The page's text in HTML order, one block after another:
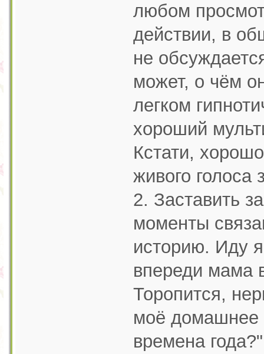
любом
действии, в
не
может, о чём
легком
хороший
Кстати,
живого голоса
2. Заставить
моменты
историю. Иду
впереди мама
Торопится,
моё домашнее
времена